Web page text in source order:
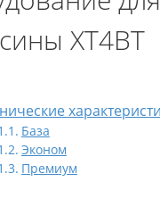
XT4ВТ
База
Эконом
Премиум